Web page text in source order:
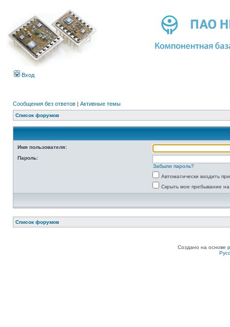
Вход
Сообщения без ответов | Активные темы
Список форумов
Имя пользователя:
Пароль:
Забыли пароль?
Автоматически входить
Скрыть мое пребывание
Список форумов
Создано на основе